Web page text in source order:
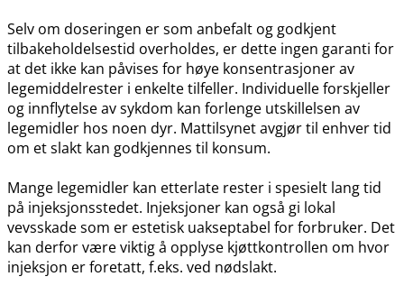
Selv om doseringen er som anbefalt og godkjent
tilbakeholdelsestid overholdes, er dette ingen garanti for
at det ikke kan påvises for høye konsentrasjoner av
legemiddelrester i enkelte tilfeller. Individuelle forskjeller
og innflytelse av sykdom kan forlenge utskillelsen av
legemidler hos noen dyr. Mattilsynet avgjør til enhver tid
om et slakt kan godkjennes til konsum.
Mange legemidler kan etterlate rester i spesielt lang tid
på injeksjonsstedet. Injeksjoner kan også gi lokal
vevsskade som er estetisk uakseptabel for forbruker. Det
kan derfor være viktig å opplyse kjøttkontrollen om hvor
injeksjon er foretatt, f.eks. ved nødslakt.